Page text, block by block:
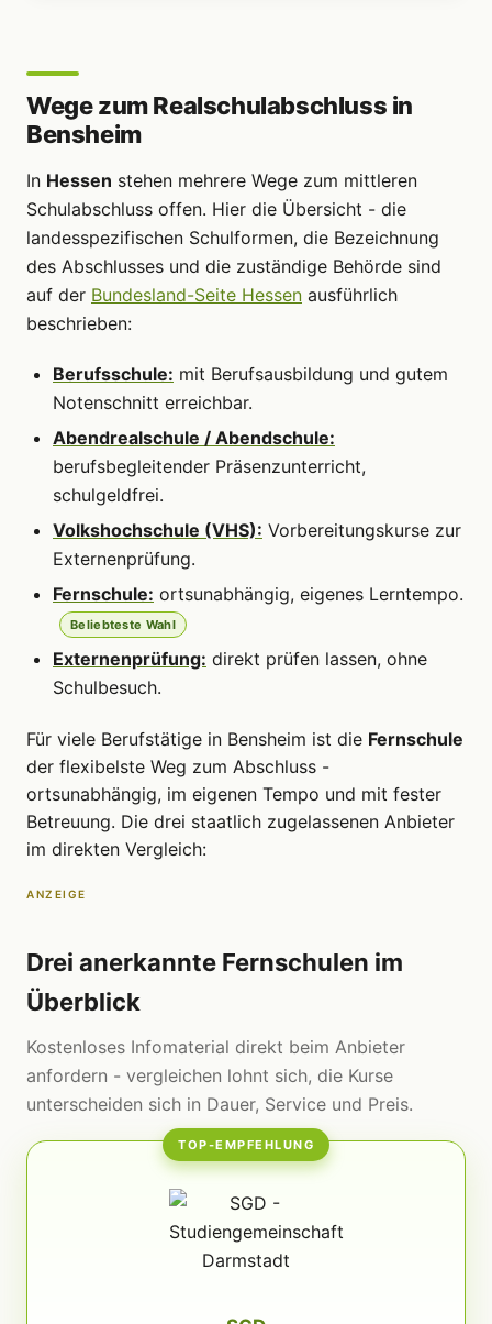
Wege zum Realschulabschluss in
Bensheim
In Hessen stehen mehrere Wege zum mittleren
Schulabschluss offen. Hier die Übersicht - die
landesspezifischen Schulformen, die Bezeichnung
des Abschlusses und die zuständige Behörde sind
auf der Bundesland-Seite Hessen ausführlich
beschrieben:
Berufsschule: mit Berufsausbildung und gutem
Notenschnitt erreichbar.
Abendrealschule / Abendschule:
berufsbegleitender Präsenzunterricht,
schulgeldfrei.
Volkshochschule (VHS): Vorbereitungskurse zur
Externenprüfung.
Fernschule: ortsunabhängig, eigenes Lerntempo.
Beliebteste Wahl
Externenprüfung: direkt prüfen lassen, ohne
Schulbesuch.
Für viele Berufstätige in Bensheim ist die Fernschule
der flexibelste Weg zum Abschluss -
ortsunabhängig, im eigenen Tempo und mit fester
Betreuung. Die drei staatlich zugelassenen Anbieter
im direkten Vergleich:
ANZEIGE
Drei anerkannte Fernschulen im
Überblick
Kostenloses Infomaterial direkt beim Anbieter
anfordern - vergleichen lohnt sich, die Kurse
unterscheiden sich in Dauer, Service und Preis.
TOP-EMPFEHLUNG